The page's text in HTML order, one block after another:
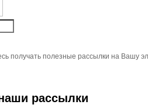
получать полезные рассылки на Вашу
рассылки